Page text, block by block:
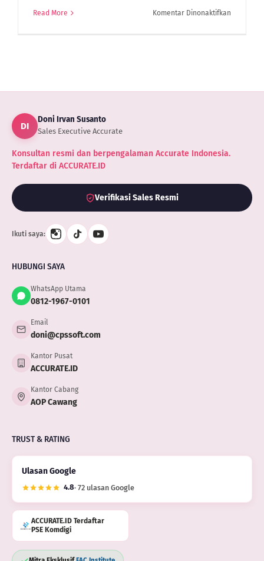
Read More Komentar Dinonaktifkan
DI
Doni Irvan Susanto
Sales Executive Accurate
Konsultan resmi dan berpengalaman Accurate Indonesia.
Terdaftar di ACCURATE.ID
Verifikasi Sales Resmi
Ikuti saya:
HUBUNGI SAYA
WhatsApp Utama
0812-1967-0101
Email
doni@cpssoft.com
Kantor Pusat
ACCURATE.ID
Kantor Cabang
AOP Cawang
TRUST & RATING
Ulasan Google
4.8· 72 ulasan Google
ACCURATE.ID Terdaftar
PSE Komdigi